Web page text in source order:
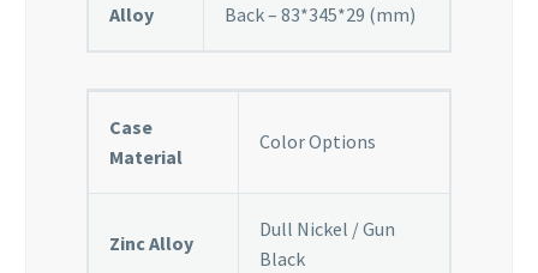
Alloy
Back – 83*345*29 (mm)
Case
Material
Color Options
Zinc Alloy
Dull Nickel / Gun
Black